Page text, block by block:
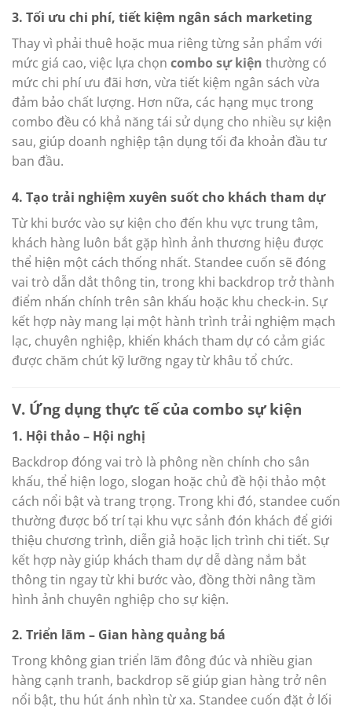
3. Tối ưu chi phí, tiết kiệm ngân sách marketing
Thay vì phải thuê hoặc mua riêng từng sản phẩm với
mức giá cao, việc lựa chọn combo sự kiện thường có
mức chi phí ưu đãi hơn, vừa tiết kiệm ngân sách vừa
đảm bảo chất lượng. Hơn nữa, các hạng mục trong
combo đều có khả năng tái sử dụng cho nhiều sự kiện
sau, giúp doanh nghiệp tận dụng tối đa khoản đầu tư
ban đầu.
4. Tạo trải nghiệm xuyên suốt cho khách tham dự
Từ khi bước vào sự kiện cho đến khu vực trung tâm,
khách hàng luôn bắt gặp hình ảnh thương hiệu được
thể hiện một cách thống nhất. Standee cuốn sẽ đóng
vai trò dẫn dắt thông tin, trong khi backdrop trở thành
điểm nhấn chính trên sân khấu hoặc khu check-in. Sự
kết hợp này mang lại một hành trình trải nghiệm mạch
lạc, chuyên nghiệp, khiến khách tham dự có cảm giác
được chăm chút kỹ lưỡng ngay từ khâu tổ chức.
V. Ứng dụng thực tế của combo sự kiện
1. Hội thảo – Hội nghị
Backdrop đóng vai trò là phông nền chính cho sân
khấu, thể hiện logo, slogan hoặc chủ đề hội thảo một
cách nổi bật và trang trọng. Trong khi đó, standee cuốn
thường được bố trí tại khu vực sảnh đón khách để giới
thiệu chương trình, diễn giả hoặc lịch trình chi tiết. Sự
kết hợp này giúp khách tham dự dễ dàng nắm bắt
thông tin ngay từ khi bước vào, đồng thời nâng tầm
hình ảnh chuyên nghiệp cho sự kiện.
2. Triển lãm – Gian hàng quảng bá
Trong không gian triển lãm đông đúc và nhiều gian
hàng cạnh tranh, backdrop sẽ giúp gian hàng trở nên
nổi bật, thu hút ánh nhìn từ xa. Standee cuốn đặt ở lối